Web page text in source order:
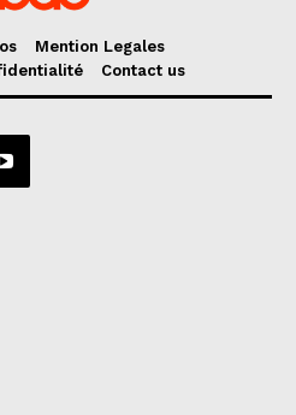
Mention Legales
Contact us